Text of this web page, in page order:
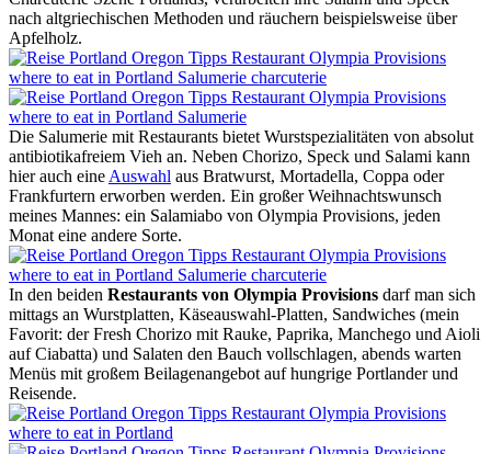
nach altgriechischen Methoden und räuchern beispielsweise über
Apfelholz.
Die Salumerie mit Restaurants bietet Wurstspezialitäten von absolut
antibiotikafreiem Vieh an. Neben Chorizo, Speck und Salami kann
hier auch eine Auswahl aus Bratwurst, Mortadella, Coppa oder
Frankfurtern erworben werden. Ein großer Weihnachtswunsch
meines Mannes: ein Salamiabo von Olympia Provisions, jeden
Monat eine andere Sorte.
In den beiden Restaurants von Olympia Provisions darf man sich
mittags an Wurstplatten, Käseauswahl-Platten, Sandwiches (mein
Favorit: der Fresh Chorizo mit Rauke, Paprika, Manchego und Aioli
auf Ciabatta) und Salaten den Bauch vollschlagen, abends warten
Menüs mit großem Beilagenangebot auf hungrige Portlander und
Reisende.